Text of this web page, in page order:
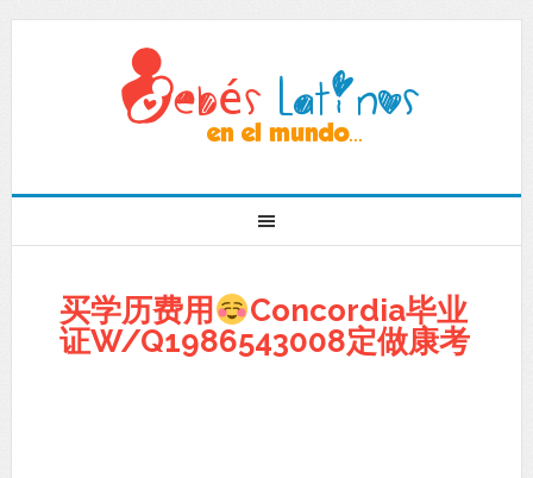
买学历费用
Concordia毕业
证W/Q1986543008定做康考